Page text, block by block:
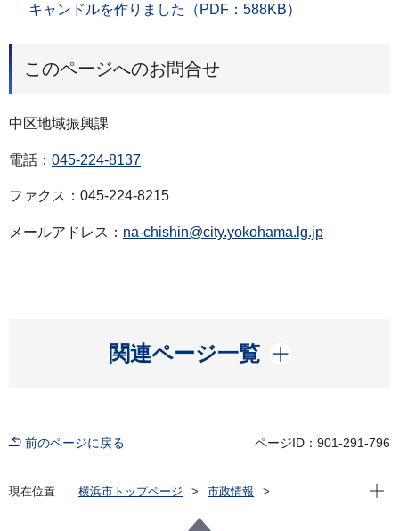
キャンドルを作りました（PDF：588KB）
このページへのお問合せ
中区地域振興課
電話： 045-224-8137
ファクス：045-224-8215
メールアドレス： na-chishin@city.yokohama.lg.jp
関連ページ一覧
開く
前のページに戻る ページID：901-291-796
現在位置 横浜市トップページ
市政情報
現在